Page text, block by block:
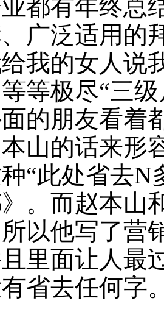
都有年终总
广泛适用的
我的女人说
等极尽“三
的朋友看着
山的话来形
“此处省去N
。而赵本山
以他写了
里面让人最
省去任何字